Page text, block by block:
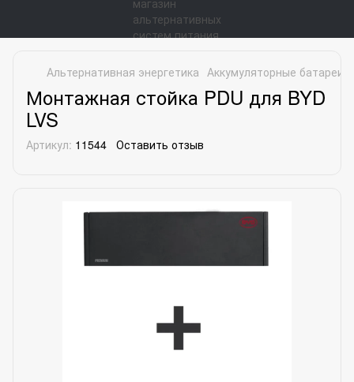
Альтернативная энергетика Аккумуляторные батареи
Монтажная стойка PDU для BYD
LVS
Артикул: 11544 Оставить отзыв